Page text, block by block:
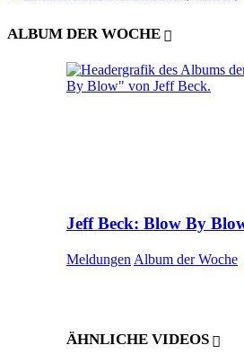
ALBUM DER WOCHE
Jeff Beck: Blow By
Meldungen Album der Woche
ÄHNLICHE VIDEOS